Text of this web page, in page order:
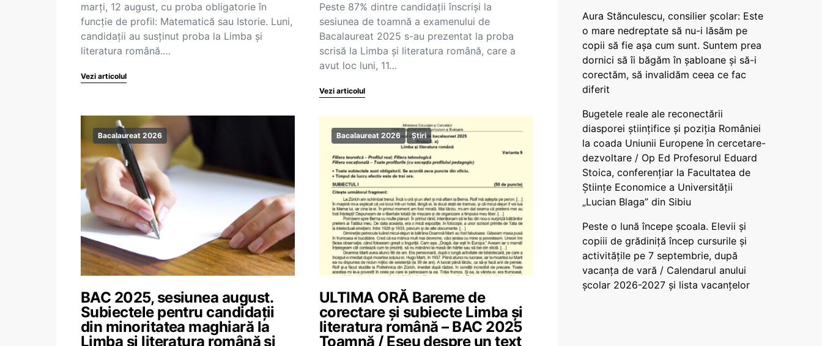
marți, 12 august, cu proba obligatorie în
funcție de profil: Matematică sau Istorie. Luni,
candidații au susținut proba la Limba și
literatura română.…
Vezi articolul
Peste 87% dintre candidații înscriși la
sesiunea de toamnă a examenului de
Bacalaureat 2025 s-au prezentat la proba
scrisă la Limba și literatura română, care a
avut loc luni, 11…
Vezi articolul
Bacalaureat 2026
BAC 2025, sesiunea august.
Subiectele pentru candidații
din minoritatea maghiară la
Limba și literatura română și
Bacalaureat 2026 Știri
ULTIMA ORĂ Bareme de
corectare și subiecte Limba și
literatura română – BAC 2025
Toamnă / Eseu despre un text
Aura Stănculescu, consilier școlar: Este
o mare nedreptate să nu-i lăsăm pe
copii să fie așa cum sunt. Suntem prea
dornici să îi băgăm în șabloane și să-i
corectăm, să invalidăm ceea ce fac
diferit
Bugetele reale ale reconectării
diasporei științifice și poziția României
la coada Uniunii Europene în cercetare-
dezvoltare / Op Ed Profesorul Eduard
Stoica, conferențiar la Facultatea de
Științe Economice a Universității
„Lucian Blaga” din Sibiu
Peste o lună începe școala. Elevii și
copiii de grădiniță încep cursurile și
activitățile pe 7 septembrie, după
vacanța de vară / Calendarul anului
școlar 2026-2027 și lista vacanțelor